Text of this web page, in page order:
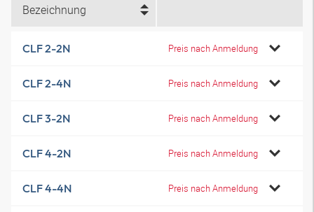
Bezeichnung
CLF 2-2N Preis nach Anmeldung
CLF 2-4N Preis nach Anmeldung
CLF 3-2N Preis nach Anmeldung
CLF 4-2N Preis nach Anmeldung
CLF 4-4N Preis nach Anmeldung